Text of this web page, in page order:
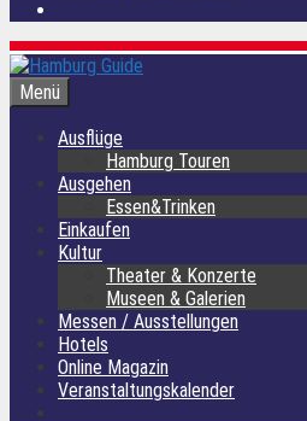
Menü
Ausflüge
Hamburg Touren
Ausgehen
Essen&Trinken
Einkaufen
Kultur
Theater & Konzerte
Museen & Galerien
Messen / Ausstellungen
Hotels
Online Magazin
Veranstaltungskalender